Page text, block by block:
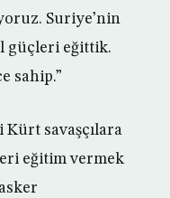
Suriye’nin
güçleri eğittik.
sahip.”
savaşçılara
eğitim vermek